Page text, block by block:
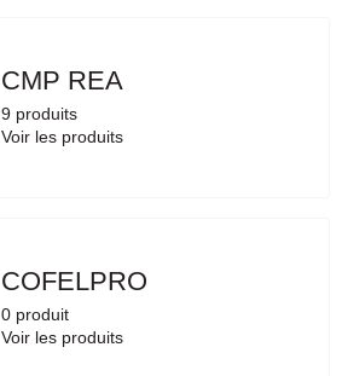
CMP REA
9 produits
Voir les produits
COFELPRO
0 produit
Voir les produits